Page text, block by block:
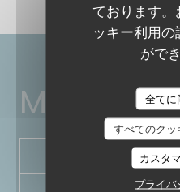
ております。
ッキー利用
がで
全てに
すべてのク
カスタ
プライ
MARTIN